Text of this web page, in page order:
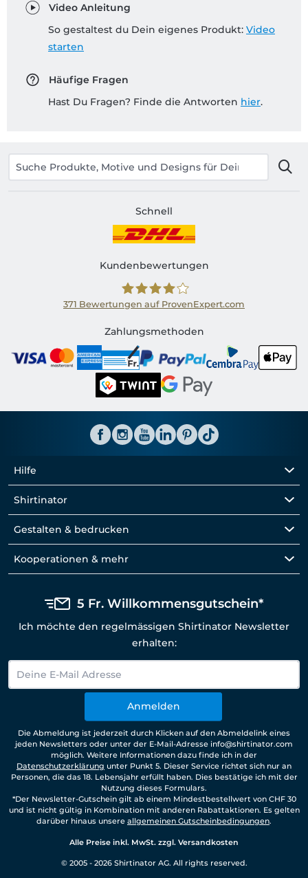
Video Anleitung
So gestaltest du Dein eigenes Produkt: Video
starten
Häufige Fragen
Hast Du Fragen? Finde die Antworten hier.
Schnell
Kundenbewertungen
Shirtinator CH
371 Bewertungen auf ProvenExpert.com
Zahlungsmethoden
Hilfe
Shirtinator
Gestalten & bedrucken
Kooperationen & mehr
5 Fr. Willkommensgutschein*
Ich möchte den regelmässigen Shirtinator Newsletter
erhalten:
Anmelden
Die Abmeldung ist jederzeit durch Klicken auf den Abmeldelink eines
jeden Newsletters oder unter der E-Mail-Adresse info@shirtinator.com
möglich. Weitere Informationen dazu finde ich in der
Datenschutzerklärung unter Punkt 5. Dieser Service richtet sich nur an
Personen, die das 18. Lebensjahr erfüllt haben. Dies bestätige ich mit der
Nutzung dieses Formulars.
*Der Newsletter-Gutschein gilt ab einem Mindestbestellwert von CHF 30
und ist nicht gültig in Kombination mit anderen Rabattaktionen. Es gelten
darüber hinaus unsere allgemeinen Gutscheinbedingungen.
Alle Preise inkl. MwSt. zzgl. Versandkosten
© 2005 - 2026 Shirtinator AG. All rights reserved.